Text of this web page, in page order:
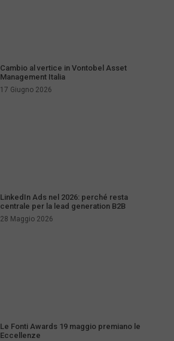
Cambio al vertice in Vontobel Asset
Management Italia
17 Giugno 2026
LinkedIn Ads nel 2026: perché resta
centrale per la lead generation B2B
28 Maggio 2026
Le Fonti Awards 19 maggio premiano le
Eccellenze